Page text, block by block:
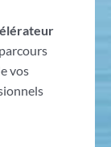
vos